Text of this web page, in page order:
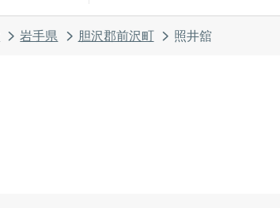
岩手県 胆沢郡前沢町 照井舘